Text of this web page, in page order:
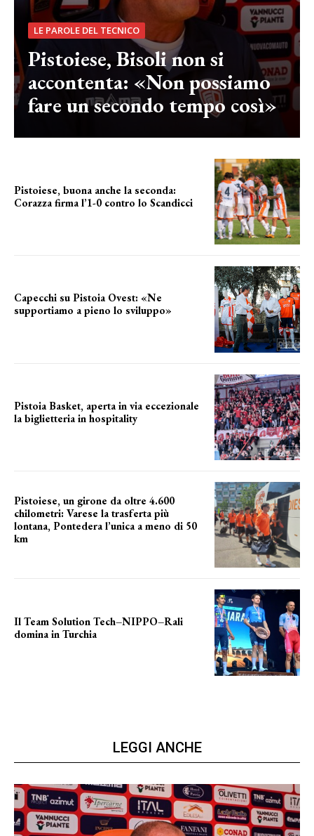
LE PAROLE DEL TECNICO
Pistoiese, Bisoli non si
accontenta: «Non possiamo
fare un secondo tempo così»
Pistoiese, buona anche la seconda:
Corazza firma l’1-0 contro lo Scandicci
Capecchi su Pistoia Ovest: «Ne
supportiamo a pieno lo sviluppo»
Pistoia Basket, aperta in via eccezionale
la biglietteria in hospitality
Pistoiese, un girone da oltre 4.600
chilometri: Varese la trasferta più
lontana, Pontedera l’unica a meno di 50
km
Il Team Solution Tech–NIPPO–Rali
domina in Turchia
LEGGI ANCHE